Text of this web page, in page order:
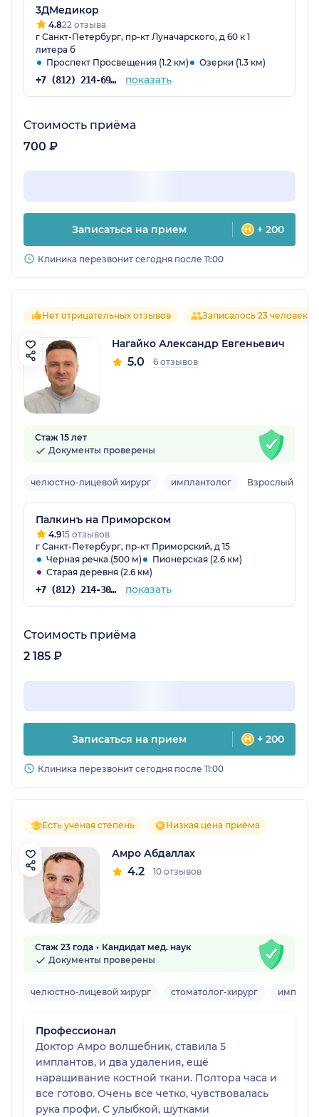
3ДМедикор
4.822 отзыва
г Санкт-Петербург, пр-кт Луначарского, д 60 к 1
литера б
Проспект Просвещения (1.2 км)
Озерки (1.3 км)
+7 (812) 214-69-83 показать
Стоимость приёма
700 ₽
Записаться на прием + 200
Клиника перезвонит сегодня после 11:00
Нет отрицательных отзывов Записалось 23 человека
Нагайко Александр Евгеньевич
5.0 6 отзывов
Стаж 15 лет
Документы проверены
челюстно-лицевой хирург имплантолог Взрослый
Палкинъ на Приморском
4.915 отзывов
г Санкт-Петербург, пр-кт Приморский, д 15
Черная речка (500 м)
Пионерская (2.6 км)
Старая деревня (2.6 км)
+7 (812) 214-30-52 показать
Стоимость приёма
2 185 ₽
Записаться на прием + 200
Клиника перезвонит сегодня после 11:00
Есть ученая степень Низкая цена приёма
Амро Абдаллах
4.2 10 отзывов
Стаж 23 года
Кандидат мед. наук
Документы проверены
челюстно-лицевой хирург стоматолог-хирург
Профессионал
Доктор Амро волшебник, ставила 5
имплантов, и два удаления, ещё
наращивание костной ткани. Полтора часа и
все готово. Очень все четко, чувствовалась
рука профи. С улыбкой, шутками